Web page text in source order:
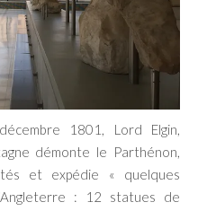
1801, Lord Elgin,
démonte le Parthénon,
et expédie « quelques
: 12 statues de